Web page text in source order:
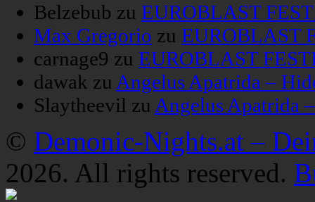
Belzebub zu EUROBLAST
Max Gregorio zu EUROBLAST
carnage9 zu EUROBLAST
dawak zu Angelus Apatrida –
Slaytheevil zu Angelus Apatrida
© Demonic-Nights.at –
2026. All rights reserved.